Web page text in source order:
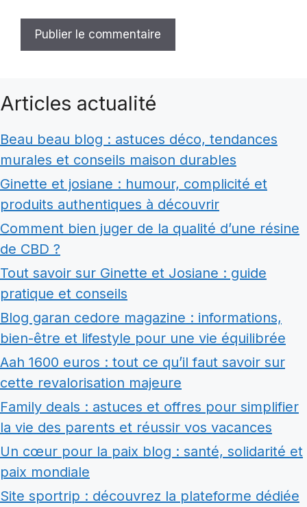
Articles actualité
Beau beau blog : astuces déco, tendances
murales et conseils maison durables
Ginette et josiane : humour, complicité et
produits authentiques à découvrir
Comment bien juger de la qualité d’une résine
de CBD ?
Tout savoir sur Ginette et Josiane : guide
pratique et conseils
Blog garan cedore magazine : informations,
bien-être et lifestyle pour une vie équilibrée
Aah 1600 euros : tout ce qu’il faut savoir sur
cette revalorisation majeure
Family deals : astuces et offres pour simplifier
la vie des parents et réussir vos vacances
Un cœur pour la paix blog : santé, solidarité et
paix mondiale
Site sportrip : découvrez la plateforme dédiée